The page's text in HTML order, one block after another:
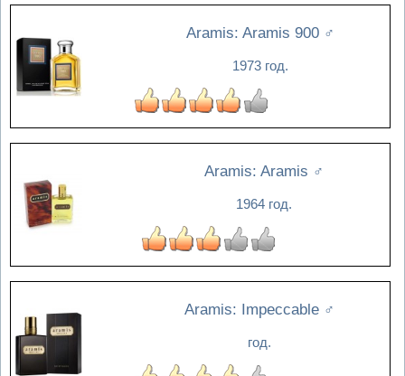
Aramis: Aramis 900 ♂
1973 год.
Aramis: Aramis ♂
1964 год.
Aramis: Impeccable ♂
год.